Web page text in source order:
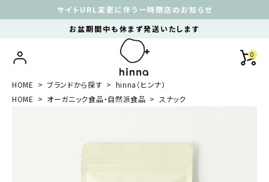
サイトURL変更に伴う一時閉店のお知らせ
お盆期間中も休まず発送いたします
0
HOME ブランドから探す
hinna（ヒンナ）
HOME
オーガニック食品・自然派食品 スナック